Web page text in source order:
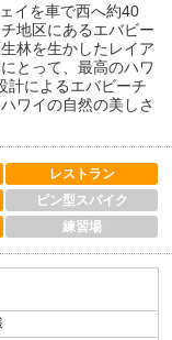
イを車で西へ約40
地区にあるエバビー
林を生かしたレイア
とって、最高のハワ
計によるエバビーチ
ワイの自然の美しさ
レストラン
ピン型スパイク
練習場